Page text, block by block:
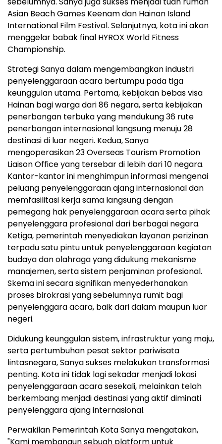
Asian Beach Games Keenam dan Hainan Island
International Film Festival. Selanjutnya, kota ini akan
menggelar babak final HYROX World Fitness
Championship.
Strategi Sanya dalam mengembangkan industri
penyelenggaraan acara bertumpu pada tiga
keunggulan utama. Pertama, kebijakan bebas visa
Hainan bagi warga dari 86 negara, serta kebijakan
penerbangan terbuka yang mendukung 36 rute
penerbangan internasional langsung menuju 28
destinasi di luar negeri. Kedua, Sanya
mengoperasikan 23 Overseas Tourism Promotion
Liaison Office yang tersebar di lebih dari 10 negara.
Kantor-kantor ini menghimpun informasi mengenai
peluang penyelenggaraan ajang internasional dan
memfasilitasi kerja sama langsung dengan
pemegang hak penyelenggaraan acara serta pihak
penyelenggara profesional dari berbagai negara.
Ketiga, pemerintah menyediakan layanan perizinan
terpadu satu pintu untuk penyelenggaraan kegiatan
budaya dan olahraga yang didukung mekanisme
manajemen, serta sistem penjaminan profesional.
Skema ini secara signifikan menyederhanakan
proses birokrasi yang sebelumnya rumit bagi
penyelenggara acara, baik dari dalam maupun luar
negeri.
Didukung keunggulan sistem, infrastruktur yang maju,
serta pertumbuhan pesat sektor pariwisata
lintasnegara, Sanya sukses melakukan transformasi
penting. Kota ini tidak lagi sekadar menjadi lokasi
penyelenggaraan acara sesekali, melainkan telah
berkembang menjadi destinasi yang aktif diminati
penyelenggara ajang internasional.
Perwakilan Pemerintah Kota Sanya mengatakan,